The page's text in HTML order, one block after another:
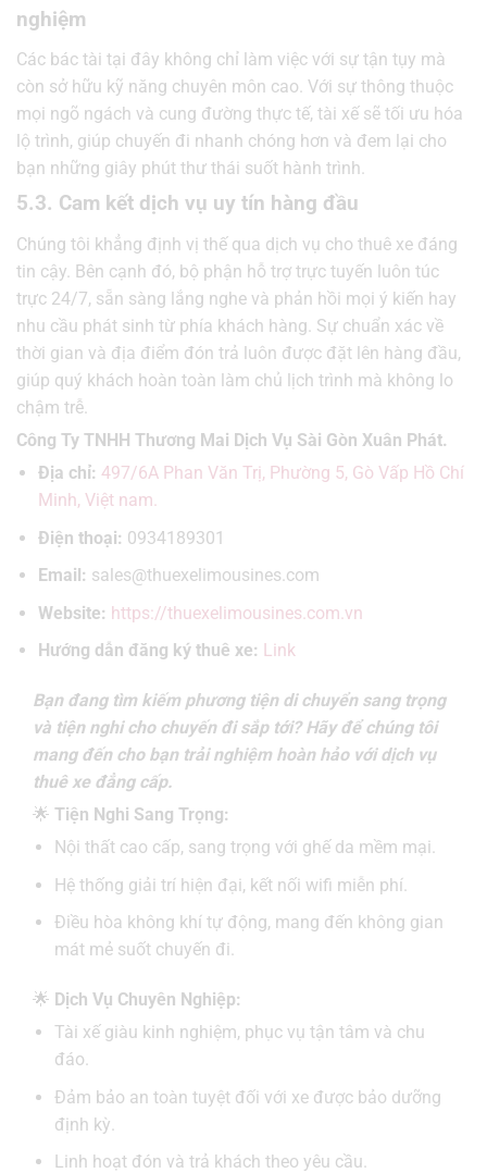
nghiệm
Các bác tài tại đây không chỉ làm việc với sự tận tụy mà
còn sở hữu kỹ năng chuyên môn cao. Với sự thông thuộc
mọi ngõ ngách và cung đường thực tế, tài xế sẽ tối ưu hóa
lộ trình, giúp chuyến đi nhanh chóng hơn và đem lại cho
bạn những giây phút thư thái suốt hành trình.
5.3. Cam kết dịch vụ uy tín hàng đầu
Chúng tôi khẳng định vị thế qua dịch vụ cho thuê xe đáng
tin cậy. Bên cạnh đó, bộ phận hỗ trợ trực tuyến luôn túc
trực 24/7, sẵn sàng lắng nghe và phản hồi mọi ý kiến hay
nhu cầu phát sinh từ phía khách hàng. Sự chuẩn xác về
thời gian và địa điểm đón trả luôn được đặt lên hàng đầu,
giúp quý khách hoàn toàn làm chủ lịch trình mà không lo
chậm trễ.
Công Ty TNHH Thương Mai Dịch Vụ Sài Gòn Xuân Phát.
Địa chỉ: 497/6A Phan Văn Trị, Phường 5, Gò Vấp Hồ Chí
Minh, Việt nam.
Điện thoại: 0934189301
Email: sales@thuexelimousines.com
Website: https://thuexelimousines.com.vn
Hướng dẫn đăng ký thuê xe: Link
Bạn đang tìm kiếm phương tiện di chuyển sang trọng
và tiện nghi cho chuyến đi sắp tới? Hãy để chúng tôi
mang đến cho bạn trải nghiệm hoàn hảo với dịch vụ
thuê xe đẳng cấp.
🌟 Tiện Nghi Sang Trọng:
Nội thất cao cấp, sang trọng với ghế da mềm mại.
Hệ thống giải trí hiện đại, kết nối wifi miễn phí.
Điều hòa không khí tự động, mang đến không gian
mát mẻ suốt chuyến đi.
🌟 Dịch Vụ Chuyên Nghiệp:
Tài xế giàu kinh nghiệm, phục vụ tận tâm và chu
đáo.
Đảm bảo an toàn tuyệt đối với xe được bảo dưỡng
định kỳ.
Linh hoạt đón và trả khách theo yêu cầu.